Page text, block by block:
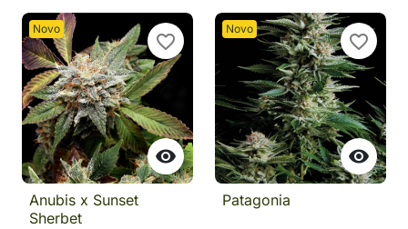
Novo

favorite_border
Anubis x Sunset
Sherbet
Novo

favorite_border
Patagonia